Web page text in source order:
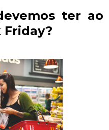
ter ao
Friday?